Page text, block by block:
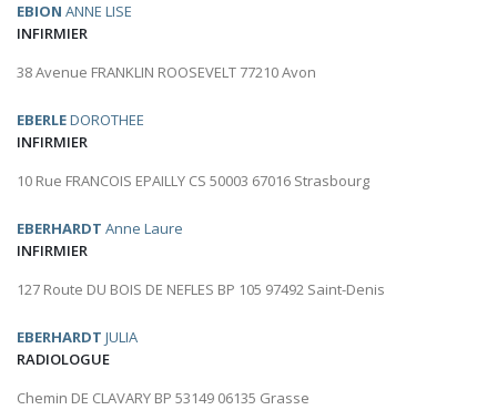
EBION ANNE LISE
INFIRMIER
38 Avenue FRANKLIN ROOSEVELT 77210 Avon
EBERLEDOROTHEE
INFIRMIER
10 Rue FRANCOIS EPAILLY CS 50003 67016 Strasbourg
EBERHARDT Anne Laure
INFIRMIER
127 Route DU BOIS DE NEFLES BP 105 97492 Saint-Denis
EBERHARDT JULIA
RADIOLOGUE
Chemin DE CLAVARY BP 53149 06135 Grasse